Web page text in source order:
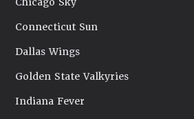
Connecticut Sun
Dallas Wings
Golden State Valkyries
Indiana Fever